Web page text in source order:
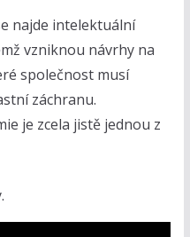
najde intelektuální
vzniknou návrhy na
společnost musí
záchranu.
je zcela jistě jednou z